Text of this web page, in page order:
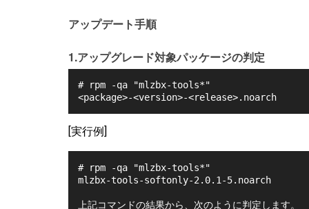
アップデート手順
1.アップグレード対象パッケージの判定
# rpm -qa "mlzbx-tools*"
<package>-<version>-<release>.noarch
[実行例]
# rpm -qa "mlzbx-tools*"
mlzbx-tools-softonly-2.0.1-5.noarch
上記コマンドの結果から、次のように判定します。